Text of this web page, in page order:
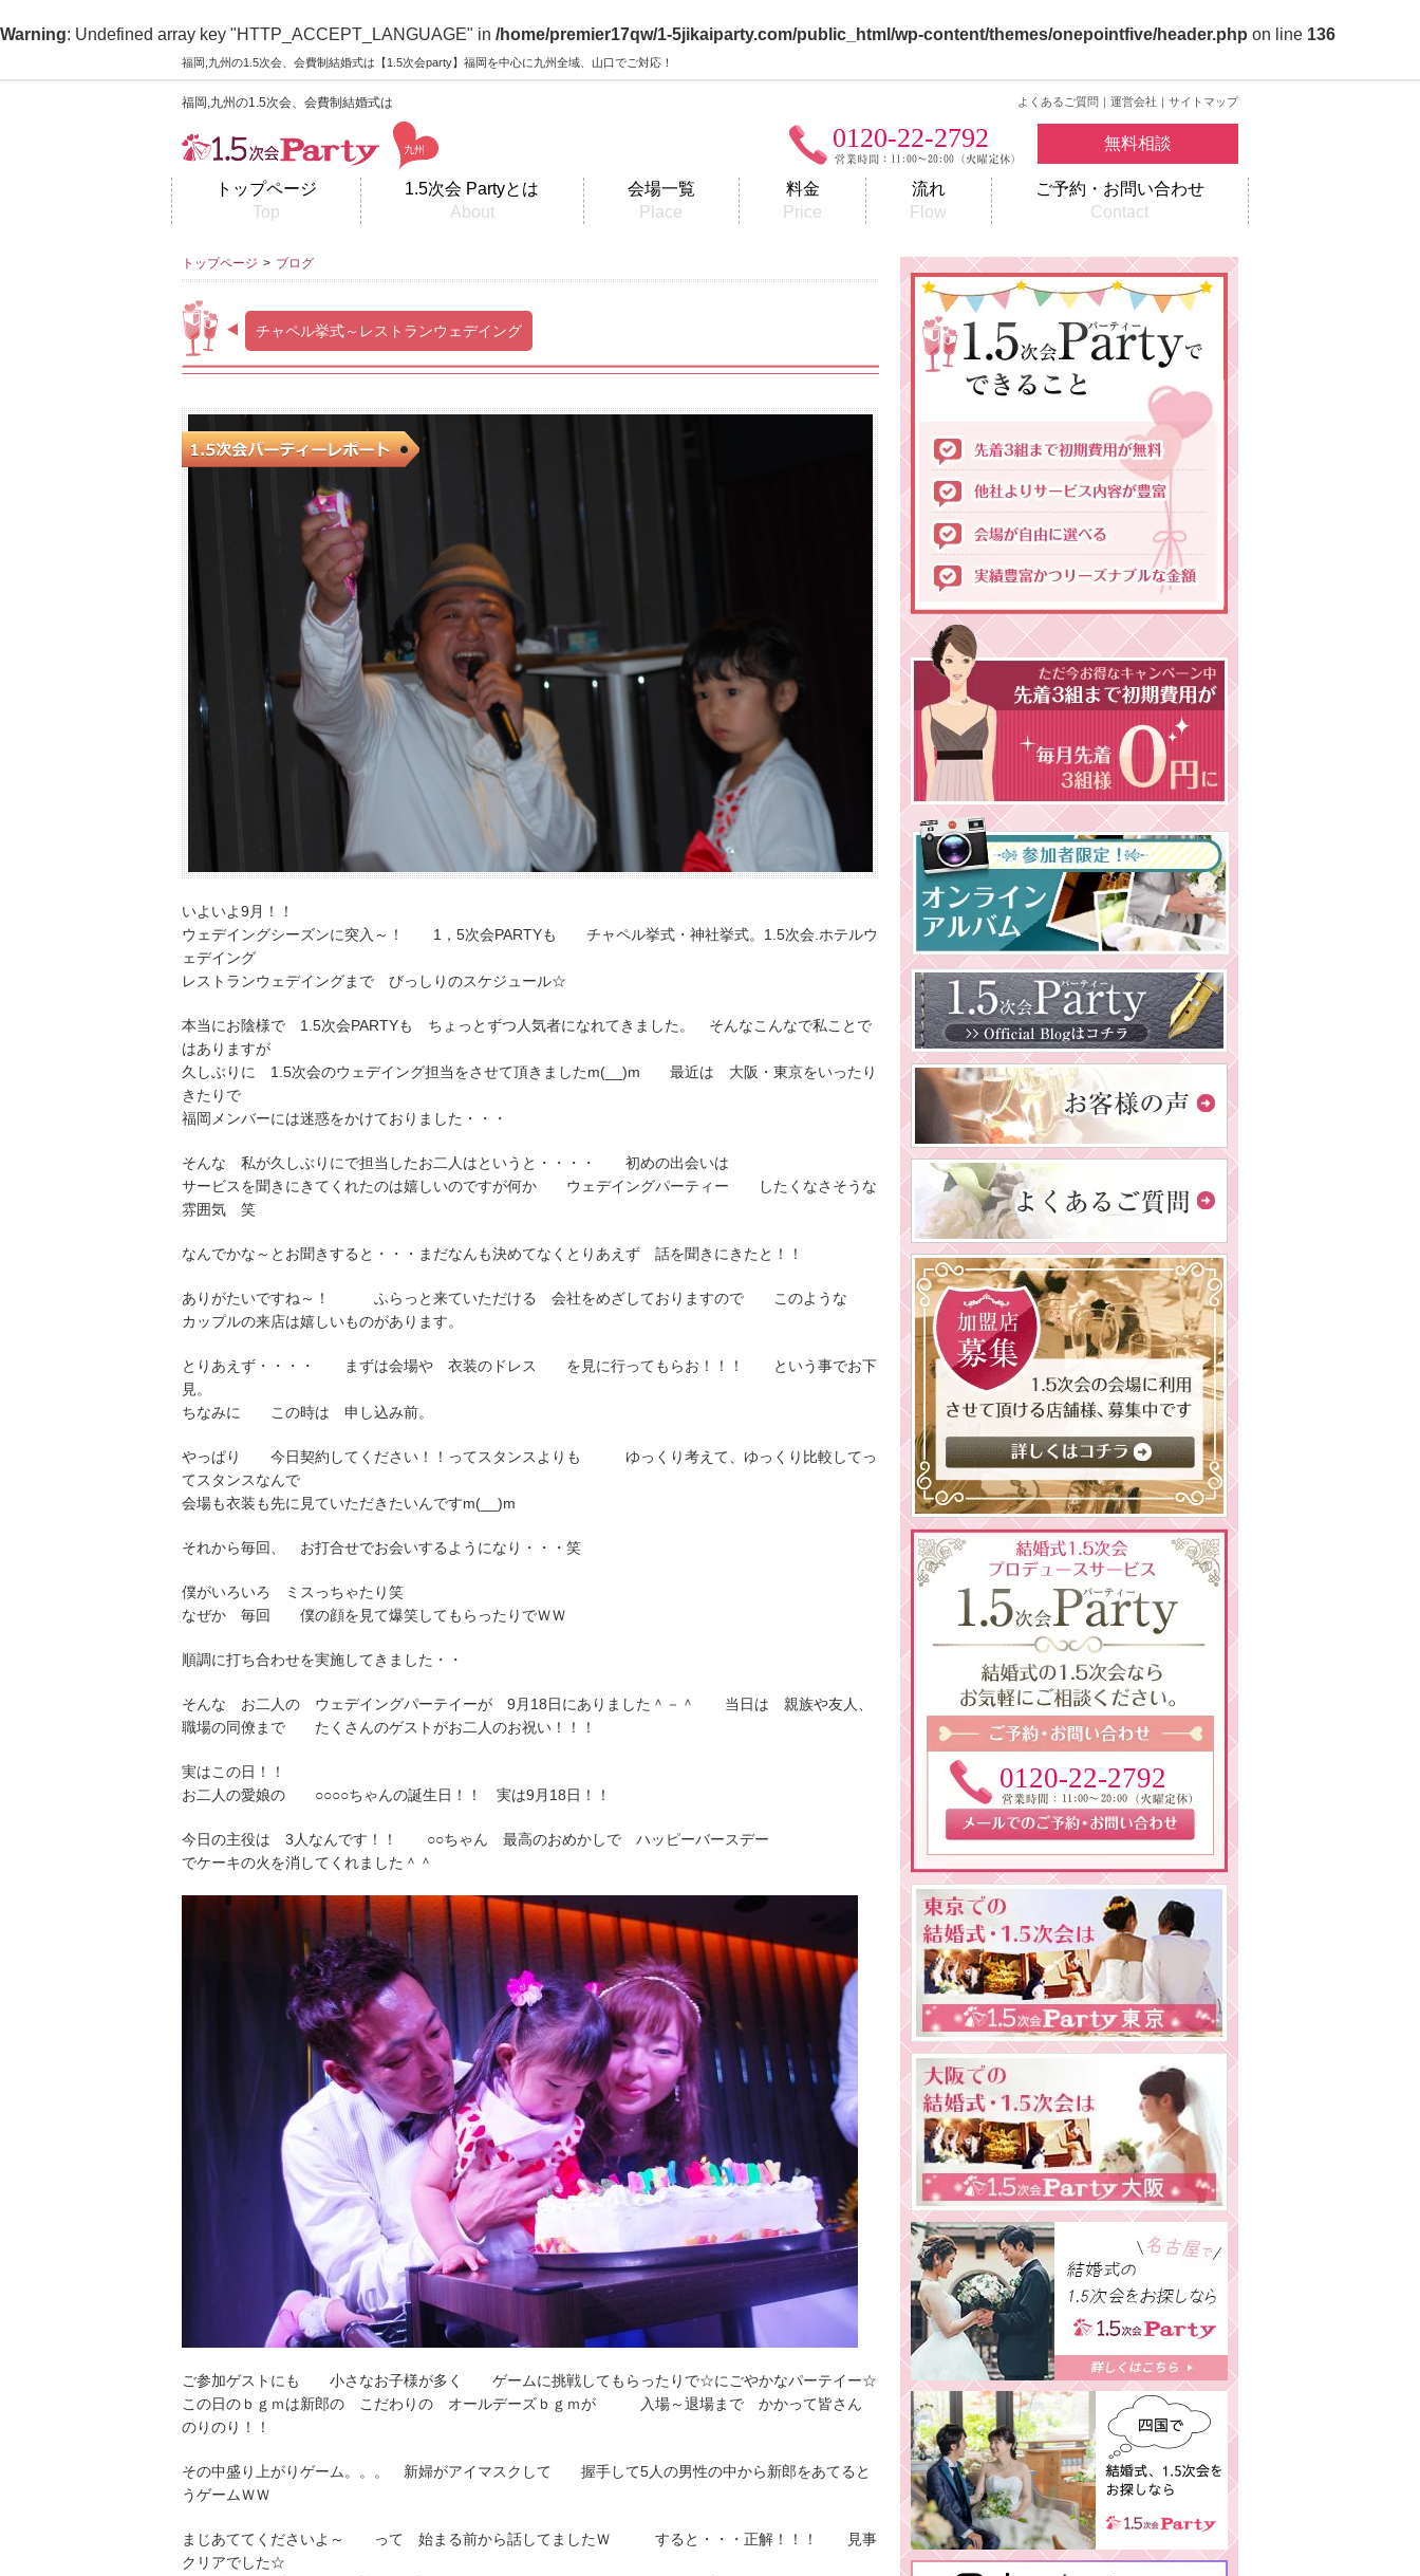
Warning: Undefined array key "HTTP_ACCEPT_LANGUAGE" in /home/premier17qw/1-5jikaiparty.com/public_html/wp-content/themes/onepointfive/header.php on line 136
福岡,九州の1.5次会、会費制結婚式は【1.5次会party】福岡を中心に九州全域、山口でご対応！
福岡,九州の1.5次会、会費制結婚式は ｜ サイトマップ
｜ 運営会社
よくあるご質問
0120-22-2792 無料相談
トップページ
Top
1.5次会 Partyとは
About
会場一覧
Place
料金
Price
流れ
Flow
ご予約・お問い合わせ
Contact
トップページ > ブログ
チャペル挙式～レストランウェデイング
いよいよ9月！！
ウェデイングシーズンに突入～！ 1，5次会PARTYも チャペル挙式・神社挙式。1.5次会.ホテルウ
ェデイング
レストランウェデイングまで びっしりのスケジュール☆
本当にお陰様で 1.5次会PARTYも ちょっとずつ人気者になれてきました。 そんなこんなで私ことで
はありますが
久しぶりに 1.5次会のウェデイング担当をさせて頂きましたm(__)m 最近は 大阪・東京をいったり
きたりで
福岡メンバーには迷惑をかけておりました・・・
そんな 私が久しぶりにで担当したお二人はというと・・・・ 初めの出会いは
サービスを聞きにきてくれたのは嬉しいのですが何か ウェデイングパーティー したくなさそうな
雰囲気 笑
なんでかな～とお聞きすると・・・まだなんも決めてなくとりあえず 話を聞きにきたと！！
ありがたいですね～！ ふらっと来ていただける 会社をめざしておりますので このような
カップルの来店は嬉しいものがあります。
とりあえず・・・・ まずは会場や 衣装のドレス を見に行ってもらお！！！ という事でお下
見。
ちなみに この時は 申し込み前。
やっぱり 今日契約してください！！ってスタンスよりも ゆっくり考えて、ゆっくり比較してっ
てスタンスなんで
会場も衣装も先に見ていただきたいんですm(__)m
それから毎回、 お打合せでお会いするようになり・・・笑
僕がいろいろ ミスっちゃたり笑
なぜか 毎回 僕の顔を見て爆笑してもらったりでＷＷ
順調に打ち合わせを実施してきました・・
そんな お二人の ウェデイングパーテイーが 9月18日にありました＾－＾ 当日は 親族や友人、
職場の同僚まで たくさんのゲストがお二人のお祝い！！！
実はこの日！！
お二人の愛娘の ○○○○ちゃんの誕生日！！ 実は9月18日！！
今日の主役は 3人なんです！！ ○○ちゃん 最高のおめかしで ハッピーバースデー
でケーキの火を消してくれました＾＾
ご参加ゲストにも 小さなお子様が多く ゲームに挑戦してもらったりで☆にごやかなパーテイー☆
この日のｂｇｍは新郎の こだわりの オールデーズｂｇｍが 入場～退場まで かかって皆さん
のりのり！！
その中盛り上がりゲーム。。。 新婦がアイマスクして 握手して5人の男性の中から新郎をあてると
うゲームＷＷ
まじあててくださいよ～ って 始まる前から話してましたＷ すると・・・正解！！！ 見事
クリアでした☆
0120-22-2792